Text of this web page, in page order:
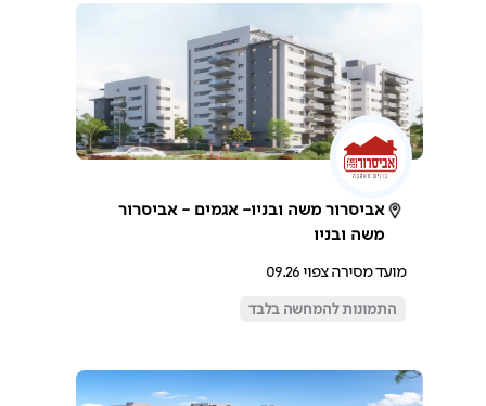
אביסרור משה ובניו- אגמים - אביסרור
משה ובניו
מועד מסירה צפוי 09.26
התמונות להמחשה בלבד